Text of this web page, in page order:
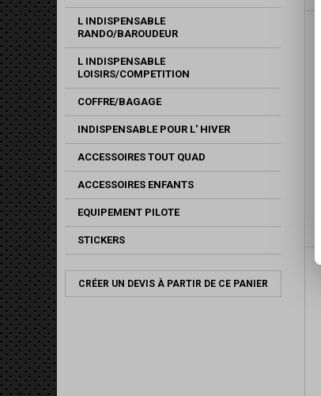
L INDISPENSABLE
RANDO/BAROUDEUR
L INDISPENSABLE
LOISIRS/COMPETITION
COFFRE/BAGAGE
INDISPENSABLE POUR L' HIVER
ACCESSOIRES TOUT QUAD
ACCESSOIRES ENFANTS
EQUIPEMENT PILOTE
STICKERS
CRÉER UN DEVIS À PARTIR DE CE PANIER